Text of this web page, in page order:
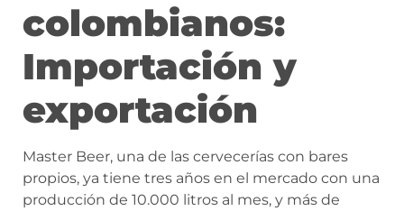
colombianos:
Importación y
exportación
Master Beer, una de las cervecerías con bares
propios, ya tiene tres años en el mercado con una
producción de 10.000 litros al mes, y más de